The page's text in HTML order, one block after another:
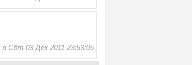
Сбт 03 Дек 2011 23:53:05